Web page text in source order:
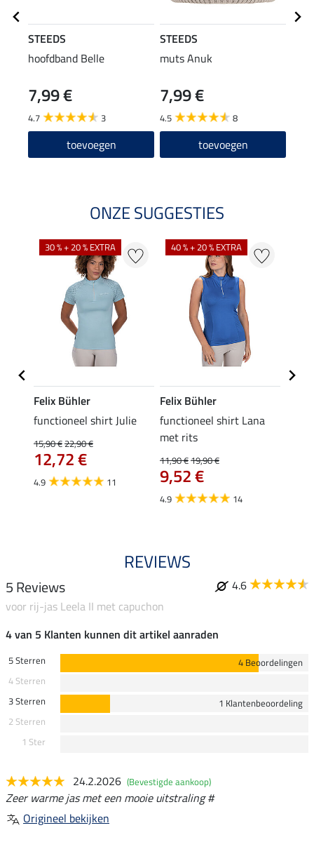
STEEDS
hoofdband Belle
7,99 €
4.7 3
toevoegen
STEEDS
muts Anuk
7,99 €
4.5 8
toevoegen
ONZE SUGGESTIES
30 % + 20 % EXTRA
Felix Bühler
functioneel shirt Julie
15,90 €22,90 €
12,72 €
4.9 11
40 % + 20 % EXTRA
Felix Bühler
functioneel shirt Lana
met rits
11,90 €19,90 €
9,52 €
4.9 14
REVIEWS
5 Reviews
4.6
voor rij-jas Leela II met capuchon
4 van 5 Klanten kunnen dit artikel aanraden
5 Sterren
4 Beoordelingen
4 Sterren
3 Sterren
1 Klantenbeoordeling
2 Sterren
1 Ster
24.2.2026 (Bevestigde aankoop)
Zeer warme jas met een mooie uitstraling #
Origineel bekijken